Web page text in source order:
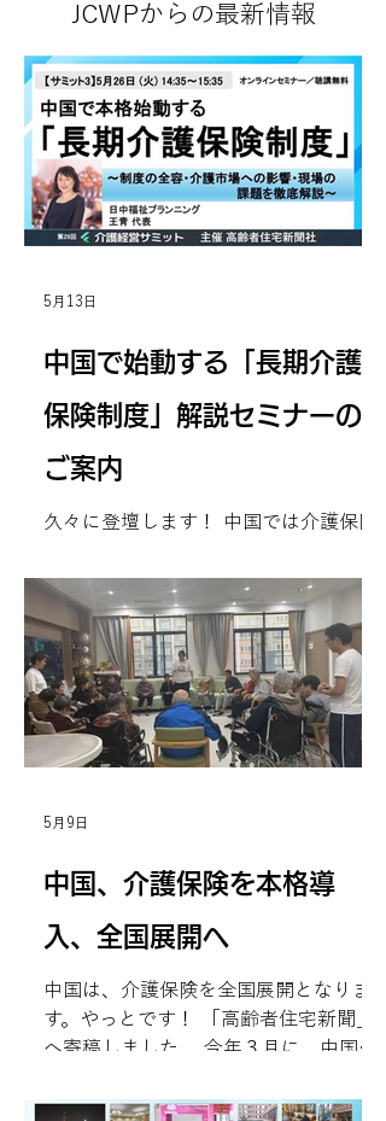
JCWPからの最新情報
中国で始動する「長期介護
保険制度」解説セミナーの
ご案内
久々に登壇します！ 中国では介護保険
の導入が始まりました。 一体、どうい
う制度なのか、そして、日本の介護保
険とどう違うのか。 下記のリンクで、
高齢者住宅新聞社が開催するセミナー
で、この制度の全体像や最新動向につ
いて解説します。 当日は制度の説明だ
けでなく、介護現場のリアルな声も、
https://notice.koureisha-
jutaku.com/sp/155 表示を縮小
5月13日
中国、介護保険を本格導
入、全国展開へ
中国は、介護保険を全国展開となりま
す。やっとです！ 「高齢者住宅新聞」
へ寄稿しました。 今年３月に、中国政
保険制度」全国展開すると発表しまし
5月9日